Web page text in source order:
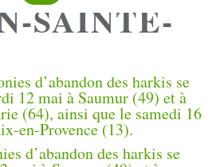
SAINTE-
d’abandon des harkis se
12 mai à Saumur (49) et à
(64), ainsi que le samedi 16
en-Provence (13).